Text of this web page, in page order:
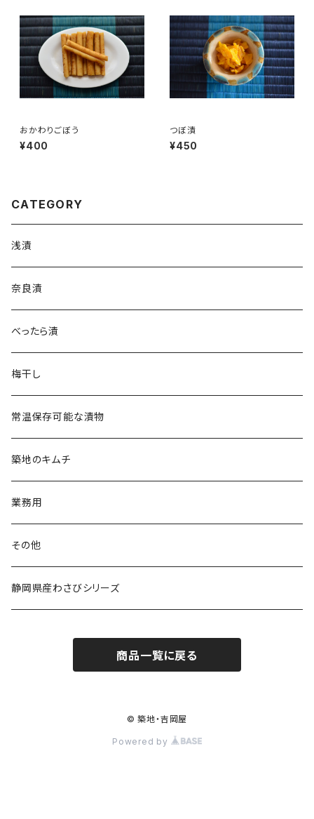
おかわりごぼう
¥400
つぼ漬
¥450
CATEGORY
浅漬
奈良漬
べったら漬
梅干し
常温保存可能な漬物
築地のキムチ
業務用
その他
静岡県産わさびシリーズ
商品一覧に戻る
© 築地・吉岡屋
Powered by